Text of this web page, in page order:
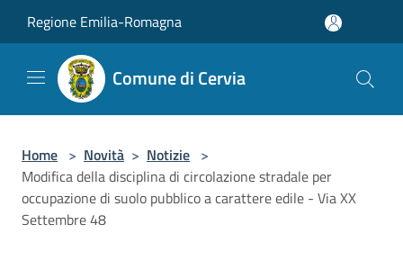
Regione Emilia-Romagna
Comune di Cervia
Home > Novità > Notizie >
Modifica della disciplina di circolazione stradale per
occupazione di suolo pubblico a carattere edile - Via XX
Settembre 48